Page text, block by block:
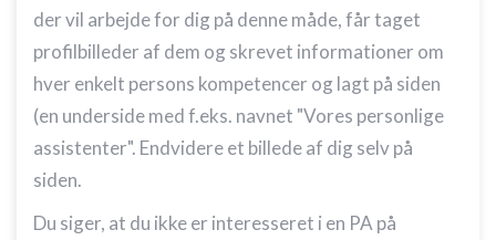
der vil arbejde for dig på denne måde, får taget
profilbilleder af dem og skrevet informationer om
hver enkelt persons kompetencer og lagt på siden
(en underside med f.eks. navnet "Vores personlige
assistenter". Endvidere et billede af dig selv på
siden.
Du siger, at du ikke er interesseret i en PA på